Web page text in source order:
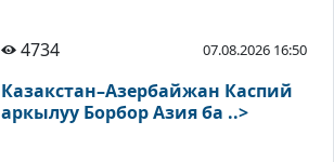
4734 07.08.2026 16:50
Казакстан–Азербайжан Каспий
аркылуу Борбор Азия ба ..>